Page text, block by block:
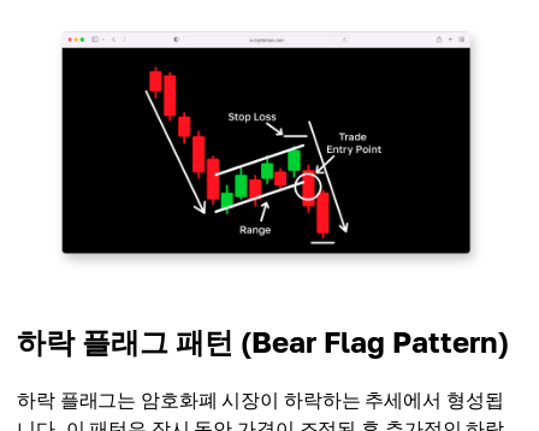
하락 플래그 패턴 (Bear Flag Pattern)
하락 플래그는 암호화폐 시장이 하락하는 추세에서 형성됩